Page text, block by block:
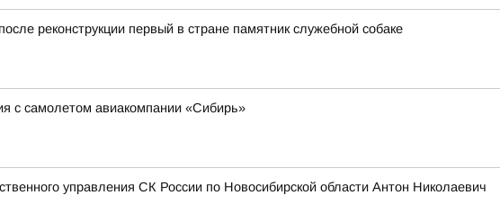
реконструкции первый в стране памятник служебной собаке
с самолетом авиакомпании «Сибирь»
управления СК России по Новосибирской области Антон Николаевич